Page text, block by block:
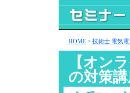
HOME > 技術士 電気電
【オン
の対策